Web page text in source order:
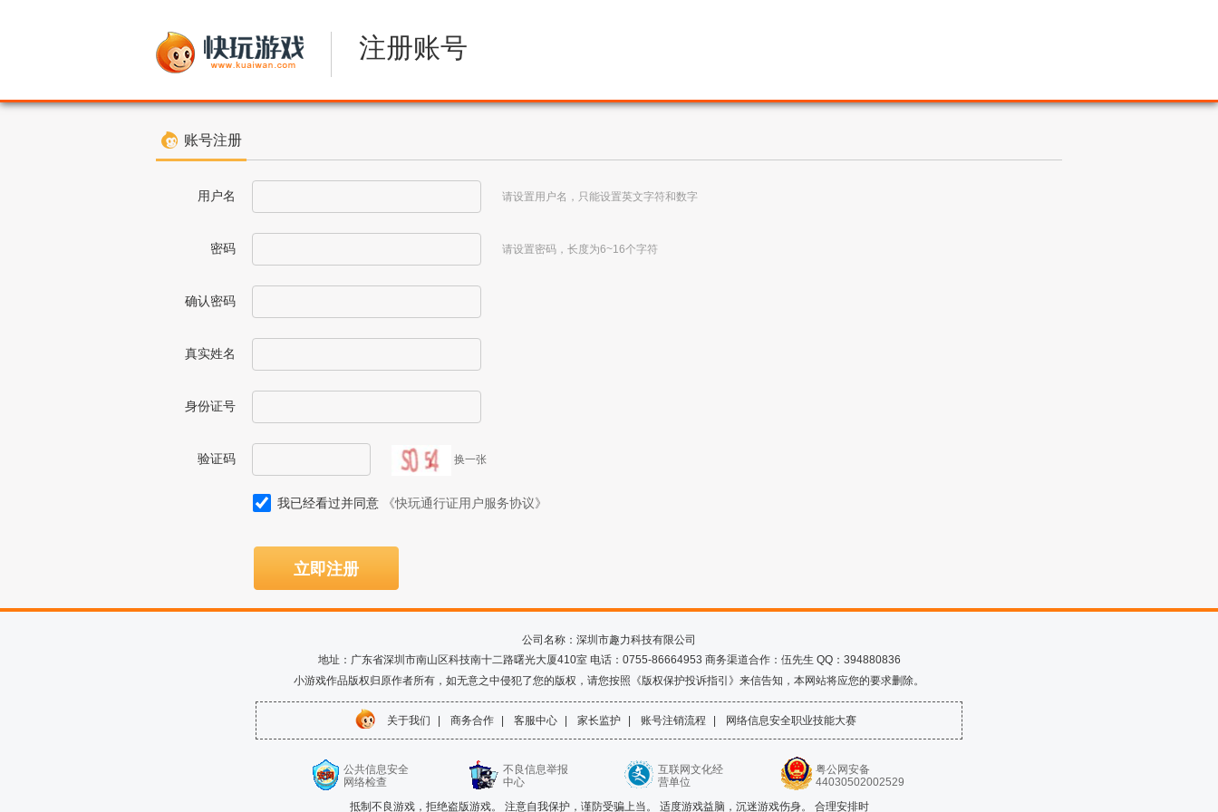
注册账号
账号注册
用户名 请设置用户名，只能设置英文字符和数字
密码 请设置密码，长度为6~16个字符
确认密码
真实姓名
身份证号
验证码 换一张
我已经看过并同意 《快玩通行证用户服务协议》
立即注册
公司名称：深圳市趣力科技有限公司
地址：广东省深圳市南山区科技南十二路曙光大厦410室 电话：0755-86664953 商务渠道合作：伍先生 QQ：394880836
小游戏作品版权归原作者所有，如无意之中侵犯了您的版权，请您按照《版权保护投诉指引》来信告知，本网站将应您的要求删除。
关于我们 商务合作 客服中心 家长监护 账号注销流程 网络信息安全职业技能大赛
公共信息安全
网络检查
不良信息举报
中心
互联网文化经
营单位
粤公网安备
44030502002529
抵制不良游戏，拒绝盗版游戏。 注意自我保护，谨防受骗上当。 适度游戏益脑，沉迷游戏伤身。 合理安排时